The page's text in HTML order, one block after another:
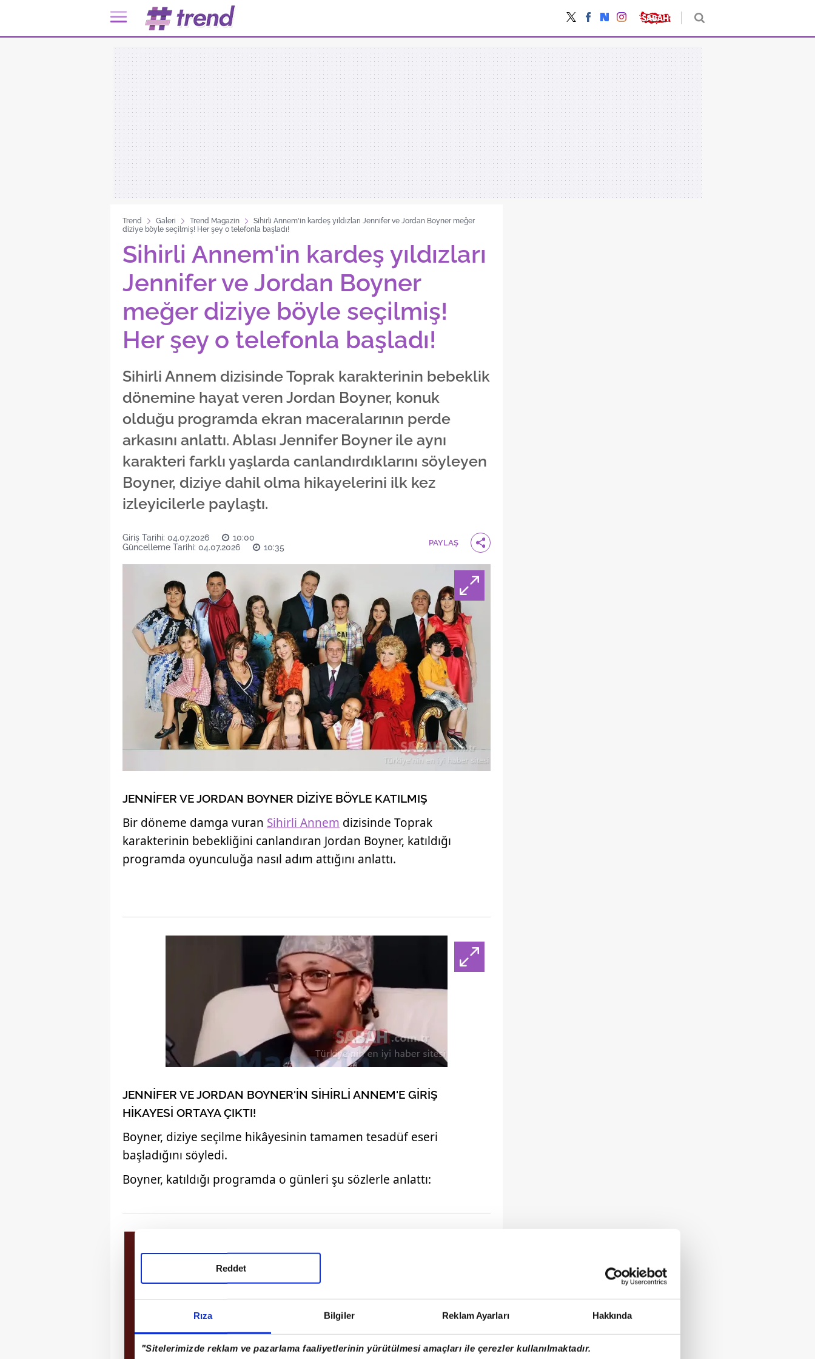
Rıza Bilgiler Reklam Ayarları Hakkında
"Sitelerimizde reklam ve pazarlama faaliyetlerinin yürütülmesi amaçları ile çerezler kullanılmaktadır.
Reddet
Trend Galeri Trend Magazin
Sihirli Annem'in kardeş yıldızları Jennifer ve Jordan Boyner meğer
diziye böyle seçilmiş! Her şey o telefonla başladı!
Sihirli Annem'in kardeş yıldızları
Jennifer ve Jordan Boyner
meğer diziye böyle seçilmiş!
Her şey o telefonla başladı!
Sihirli Annem dizisinde Toprak karakterinin bebeklik
dönemine hayat veren Jordan Boyner, konuk
olduğu programda ekran maceralarının perde
arkasını anlattı. Ablası Jennifer Boyner ile aynı
karakteri farklı yaşlarda canlandırdıklarını söyleyen
Boyner, diziye dahil olma hikayelerini ilk kez
izleyicilerle paylaştı.
Giriş Tarihi: 04.07.2026
10:00
Güncelleme Tarihi: 04.07.2026
10:35 PAYLAŞ
JENNİFER VE JORDAN BOYNER DİZİYE BÖYLE KATILMIŞ
Bir döneme damga vuran Sihirli Annem dizisinde Toprak
karakterinin bebekliğini canlandıran Jordan Boyner, katıldığı
programda oyunculuğa nasıl adım attığını anlattı.
JENNİFER VE JORDAN BOYNER'İN SİHİRLİ ANNEM'E GİRİŞ
HİKAYESİ ORTAYA ÇIKTI!
Boyner, diziye seçilme hikâyesinin tamamen tesadüf eseri
başladığını söyledi.
Boyner, katıldığı programda o günleri şu sözlerle anlattı: